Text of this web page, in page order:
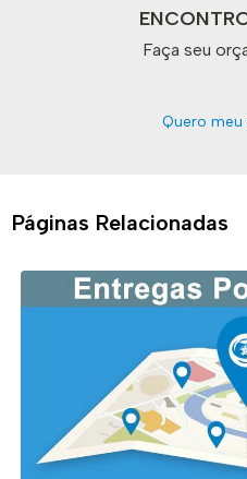
Faça seu
Quero
Páginas Relacionadas